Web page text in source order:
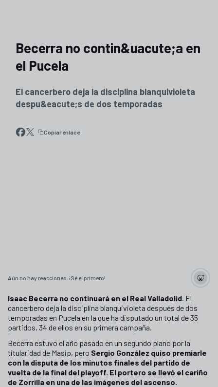
Becerra no contin&uacute;a en
el Pucela
El cancerbero deja la disciplina blanquivioleta
despu&eacute;s de dos temporadas
Copiar enlace
Aún no hay reacciones. ¡Sé el primero!
Isaac Becerra no continuará en el Real Valladolid. El
cancerbero deja la disciplina blanquivioleta después de dos
temporadas en Pucela en la que ha disputado un total de 35
partidos, 34 de ellos en su primera campaña.
Becerra estuvo el año pasado en un segundo plano por la
titularidad de Masip, pero Sergio González quiso premiarle
con la disputa de los minutos finales del partido de
vuelta de la final del playoff. El portero se llevó el cariño
de Zorrilla en una de las imágenes del ascenso.